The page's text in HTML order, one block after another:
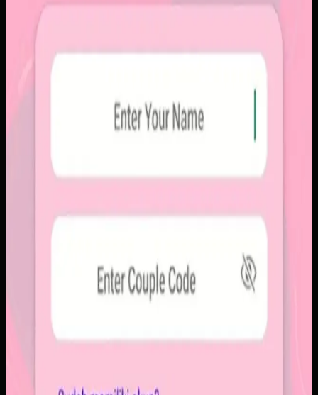
Sebelumnya
Platform sosial umum sering membuat momen personal
tenggelam di antara konten publik, iklan, dan tekanan
untuk selalu tampil sempurna. Pengguna membutuhkan
Kami membangun aplikasi mobile dengan alur berbagi yang
ringkas, notifikasi cepat, dan arsip momen yang tersusun
rapi. Sistemnya dirancang untuk percakapan visual yang
lebih personal tanpa membawa beban feed publik.